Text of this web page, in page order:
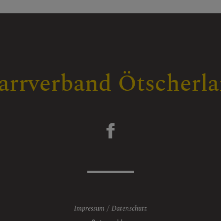
Impressum
Datenschutz